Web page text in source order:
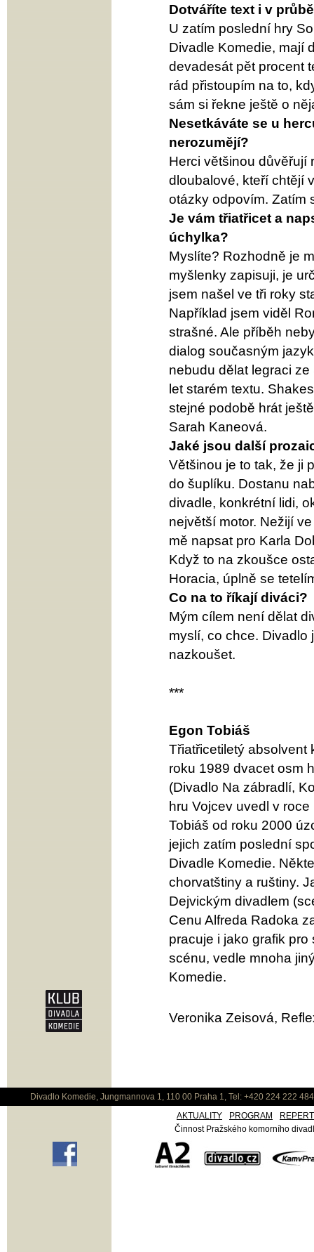
Dotváříte text i v
U zatím poslední hry
Divadle Komedie, mají
devadesát pět procent
rád přistoupím na to,
sám si řekne ještě o
Nesetkáváte se u
nerozumějí?
Herci většinou důvěřují
dloubalové, kteří chtějí
otázky odpovím. Zatím
Je vám třiatřicet a
úchylka?
Myslíte? Rozhodně je
myšlenky zapisuji, je
jsem našel ve tři roky
Například jsem viděl
strašné. Ale příběh
dialog současným
nebudu dělat legraci
let starém textu.
stejné podobě hrát
Sarah Kaneová.
Jaké jsou další
Většinou je to tak, že ji
do šuplíku. Dostanu
divadle, konkrétní lidi,
největší motor. Nežijí
mě napsat pro Karla
Když to na zkoušce
Horacia, úplně se
Co na to říkají diváci?
Mým cílem není dělat
myslí, co chce. Divadlo
nazkoušet.
***
Egon Tobiáš
Třiatřicetiletý absolvent
roku 1989 dvacet osm
(Divadlo Na zábradlí,
hru Vojcev uvedl v
Tobiáš od roku 2000
jejich zatím poslední
Divadle Komedie.
chorvatštiny a ruštiny.
Dejvickým divadlem
Cenu Alfreda Radoka
pracuje i jako grafik
scénu, vedle mnoha
Komedie.
Veronika Zeisová,
Divadlo Komedie, Jungmannova 1, 110 00 Praha 1, Tel: +420 224 222
AKTUALITY
PROGRAM
Činnost Pražského komorního